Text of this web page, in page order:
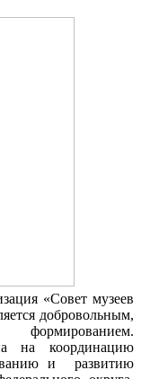
«Совет музеев
добровольным,
формированием.
на координацию
и развитию